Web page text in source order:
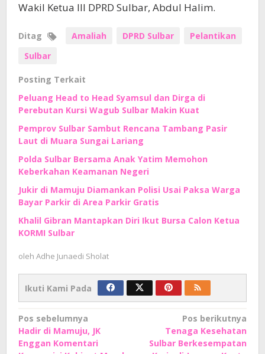
Wakil Ketua III DPRD Sulbar, Abdul Halim.
Ditag Amaliah DPRD Sulbar
Pelantikan
Sulbar
Posting Terkait
Peluang Head to Head Syamsul dan Dirga di
Perebutan Kursi Wagub Sulbar Makin Kuat
Pemprov Sulbar Sambut Rencana Tambang Pasir
Laut di Muara Sungai Lariang
Polda Sulbar Bersama Anak Yatim Memohon
Keberkahan Keamanan Negeri
Jukir di Mamuju Diamankan Polisi Usai Paksa Warga
Bayar Parkir di Area Parkir Gratis
Khalil Gibran Mantapkan Diri Ikut Bursa Calon Ketua
KORMI Sulbar
oleh Adhe Junaedi Sholat
Ikuti Kami Pada
Navigasi
pos
Pos sebelumnya
Hadir di Mamuju, JK
Enggan Komentari
Pos berikutnya
Tenaga Kesehatan
Sulbar Berkesempatan